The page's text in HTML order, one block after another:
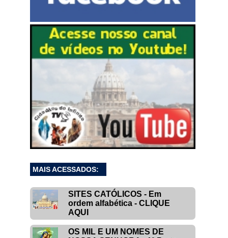
MAIS ACESSADOS:
SITES CATÓLICOS - Em
ordem alfabética - CLIQUE
AQUI
OS MIL E UM NOMES DE